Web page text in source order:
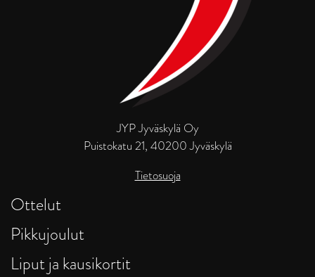
JYP Jyväskylä Oy
Puistokatu 21, 40200 Jyväskylä
Tietosuoja
Ottelut
Pikkujoulut
Liput ja kausikortit